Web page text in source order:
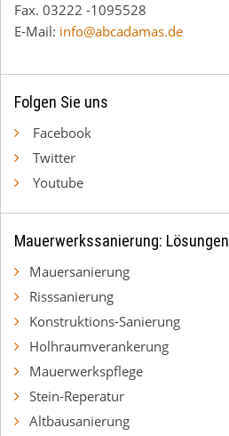
Fax. 03222 -1095528
E-Mail: info@abcadamas.de
Folgen Sie uns
Facebook
Twitter
Youtube
Mauerwerkssanierung: Lösungen
Mauersanierung
Risssanierung
Konstruktions-Sanierung
Holhraumverankerung
Mauerwerkspflege
Stein-Reperatur
Altbausanierung